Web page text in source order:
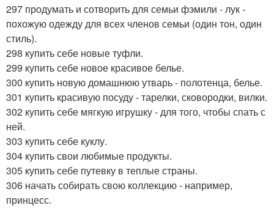
297 продумать и сотворить для семьи фэмили - лук -
похожую одежду для всех членов семьи (один тон, один
стиль).
298 купить себе новые туфли.
299 купить себе новое красивое белье.
300 купить новую домашнюю утварь - полотенца, белье.
301 купить красивую посуду - тарелки, сковородки, вилки.
302 купить себе мягкую игрушку - для того, чтобы спать с
ней.
303 купить себе куклу.
304 купить свои любимые продукты.
305 купить себе путевку в теплые страны.
306 начать собирать свою коллекцию - например,
принцесс.